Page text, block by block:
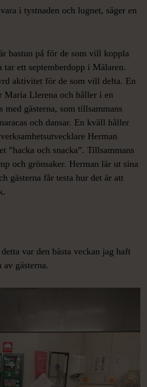
i tystnaden och lugnet, säger en
bastun på för de som vill koppla
tar ett septemberdopp i Mälaren.
aktivitet för de som vill delta. En
Maria Llerena och håller i en
med gästerna, som tillsammans
och dansar. En kväll håller
Herman
”hacka och snacka”. Tillsammans
och grönsaker. Herman lär ut sina
gästerna får testa hur det är att
var den bästa veckan jag haft
av gästerna.